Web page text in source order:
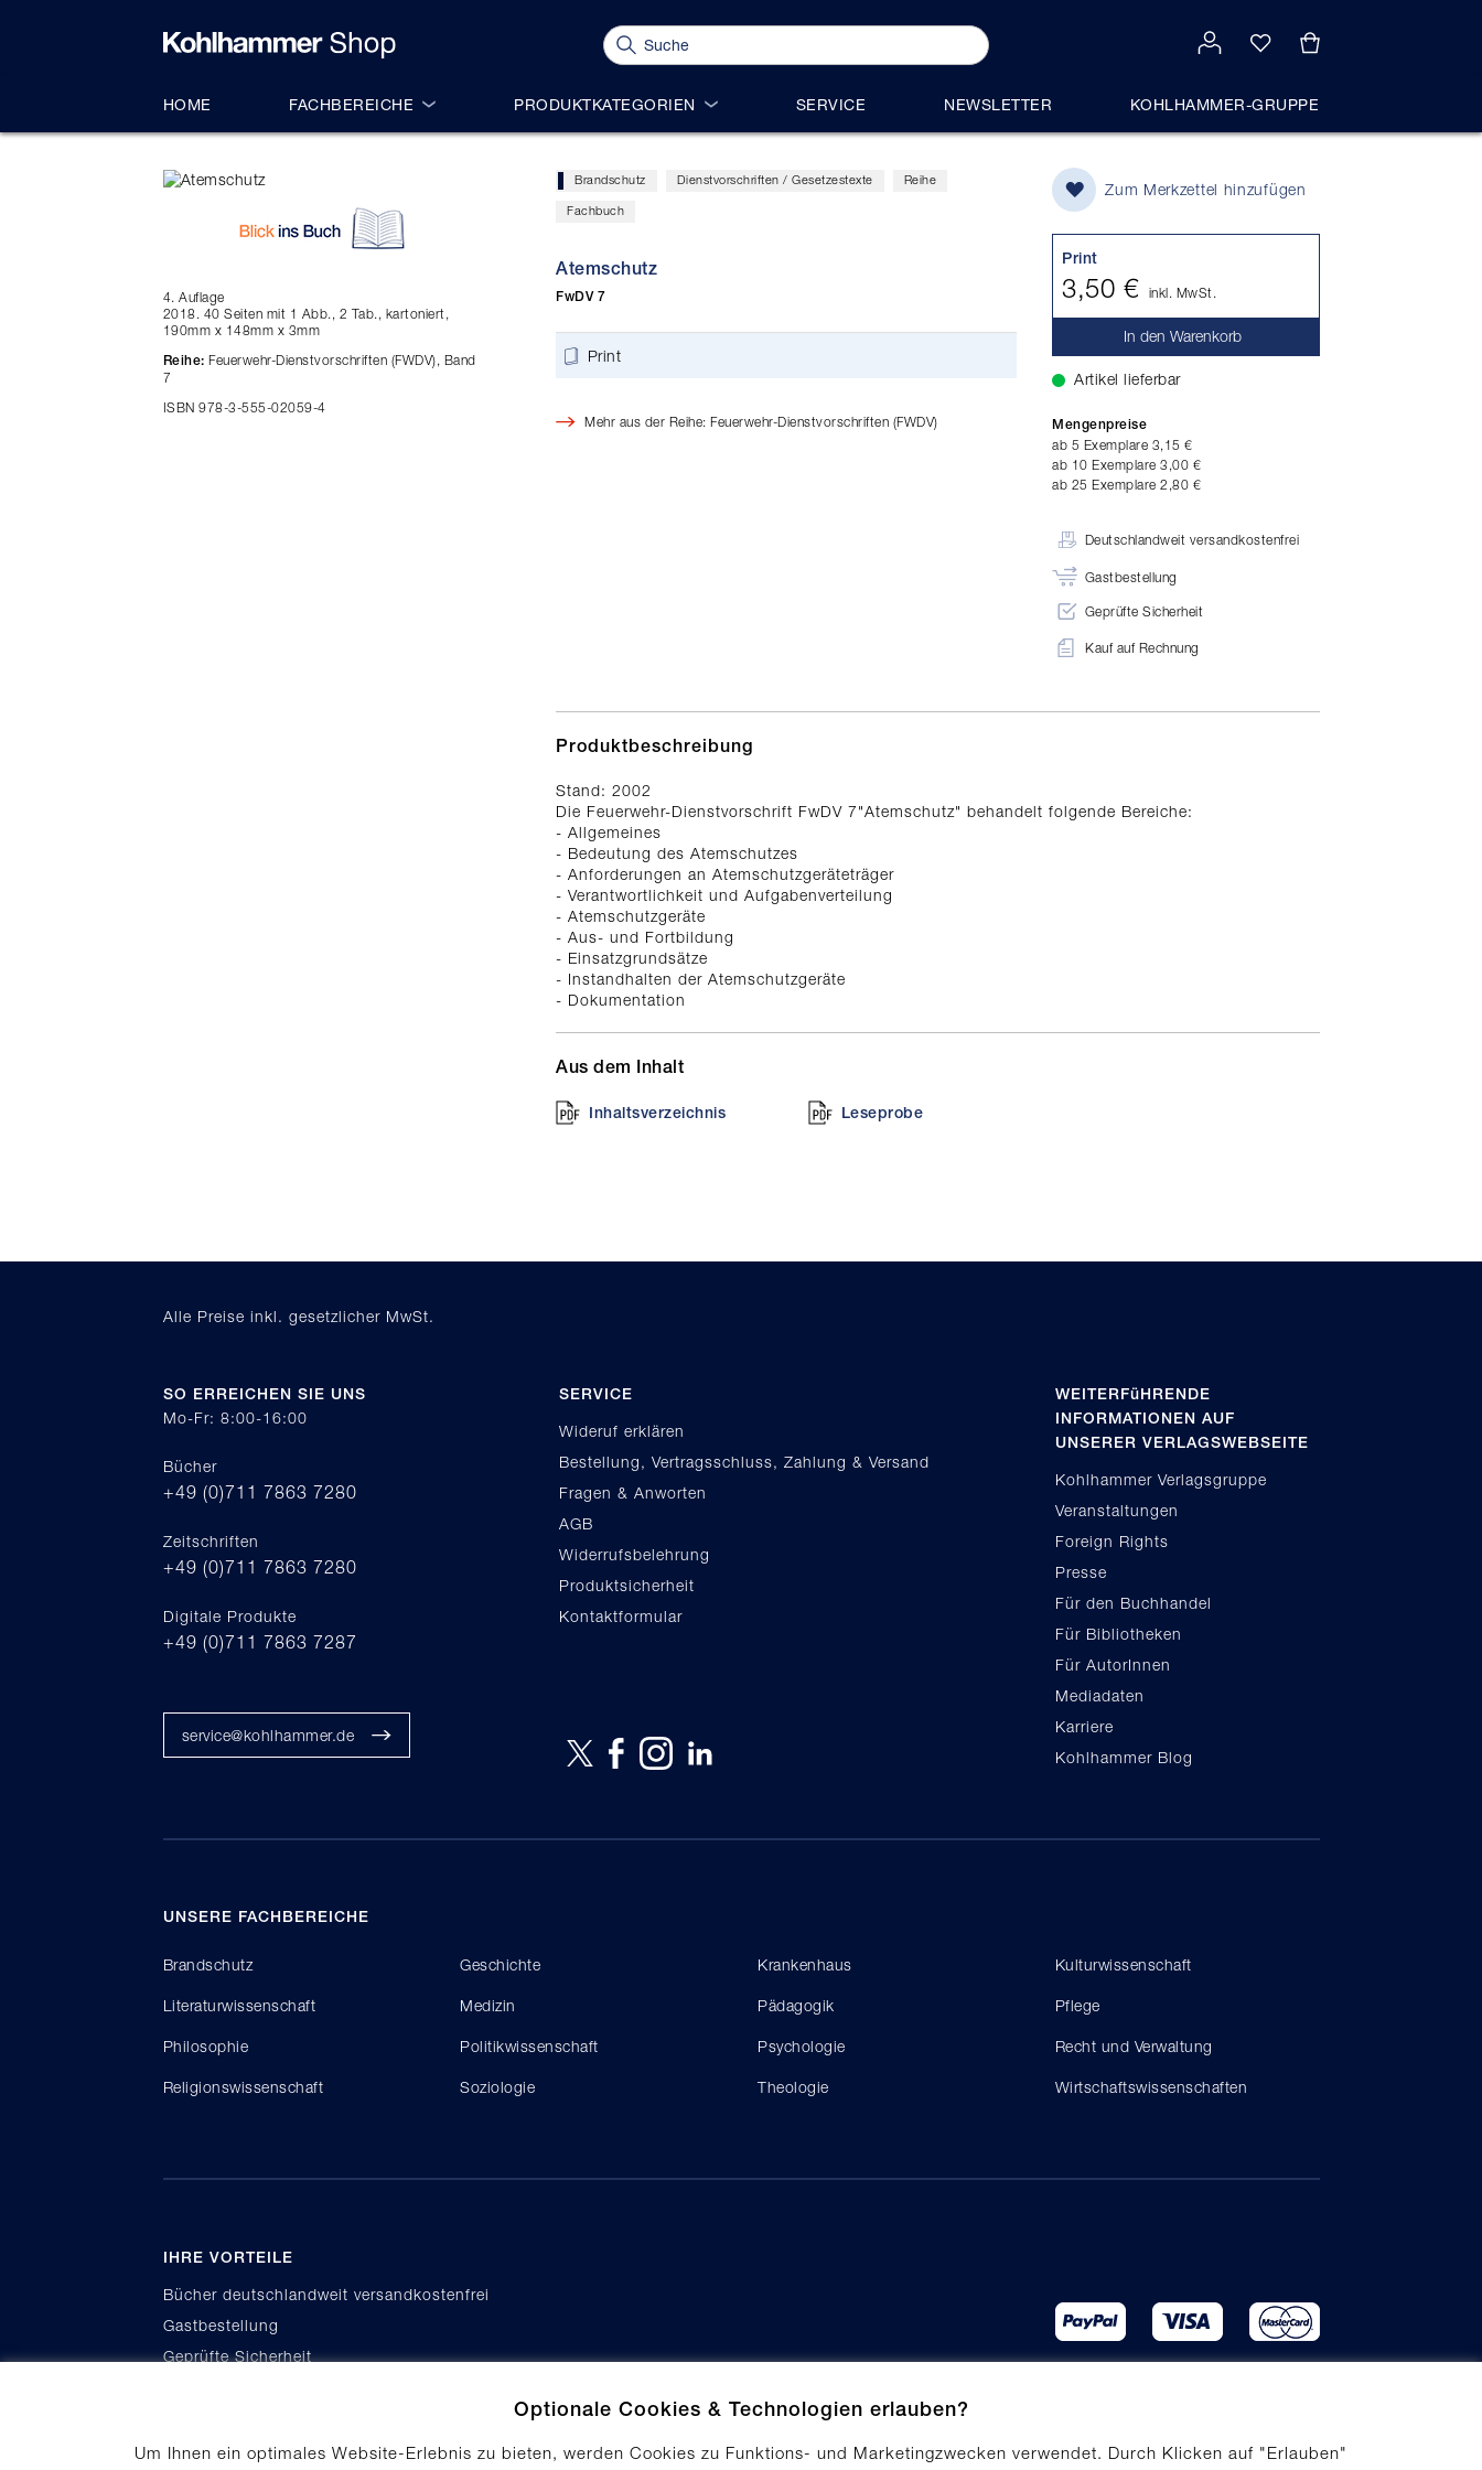
Optionale Cookies & Technologien erlauben?
Um Ihnen ein optimales Website-Erlebnis zu bieten, werden Cookies zu Funktions- und Marketingzwecken verwendet. Durch Klicken auf "Erlauben"
HOME FACHBEREICHE PRODUKTKATEGORIEN SERVICE NEWSLETTER KOHLHAMMER-GRUPPE
4. Auflage
2018. 40 Seiten mit 1 Abb., 2 Tab., kartoniert,
190mm x 148mm x 3mm
Reihe: Feuerwehr-Dienstvorschriften (FWDV), Band
7
ISBN 978-3-555-02059-4
Brandschutz Dienstvorschriften / Gesetzestexte Reihe
Fachbuch
Atemschutz
FwDV 7
Print
Mehr aus der Reihe: Feuerwehr-Dienstvorschriften (FWDV)
Zum Merkzettel hinzufügen
Print
3,50 € inkl. MwSt.
In den Warenkorb
Artikel lieferbar
Mengenpreise
ab 5 Exemplare 3,15 €
ab 10 Exemplare3,00 €
ab 25 Exemplare2,80 €
Deutschlandweit versandkostenfrei
Gastbestellung
Geprüfte Sicherheit
Kauf auf Rechnung
Produktbeschreibung
Stand: 2002
Die Feuerwehr-Dienstvorschrift FwDV 7"Atemschutz" behandelt folgende Bereiche:
- Allgemeines
- Bedeutung des Atemschutzes
- Anforderungen an Atemschutzgeräteträger
- Verantwortlichkeit und Aufgabenverteilung
- Atemschutzgeräte
- Aus- und Fortbildung
- Einsatzgrundsätze
- Instandhalten der Atemschutzgeräte
- Dokumentation
Aus dem Inhalt
Inhaltsverzeichnis Leseprobe
Alle Preise inkl. gesetzlicher MwSt.
SO ERREICHEN SIE UNS
Mo-Fr: 8:00-16:00
Bücher
+49 (0)711 7863 7280
Zeitschriften
+49 (0)711 7863 7280
Digitale Produkte
+49 (0)711 7863 7287
service@kohlhammer.de
SERVICE
Wideruf erklären
Bestellung, Vertragsschluss, Zahlung & Versand
Fragen & Anworten
AGB
Widerrufsbelehrung
Produktsicherheit
Kontaktformular
WEITERFüHRENDE
INFORMATIONEN AUF
UNSERER VERLAGSWEBSEITE
Kohlhammer Verlagsgruppe
Veranstaltungen
Foreign Rights
Presse
Für den Buchhandel
Für Bibliotheken
Für AutorInnen
Mediadaten
Karriere
Kohlhammer Blog
UNSERE FACHBEREICHE
Brandschutz Geschichte Krankenhaus Kulturwissenschaft
Literaturwissenschaft Medizin Pädagogik Pflege
Philosophie Politikwissenschaft Psychologie Recht und Verwaltung
Religionswissenschaft Soziologie Theologie Wirtschaftswissenschaften
IHRE VORTEILE
Bücher deutschlandweit versandkostenfrei
Gastbestellung
Geprüfte Sicherheit